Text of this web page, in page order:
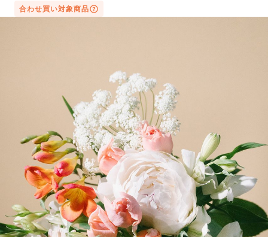
Q. 毎月自動でお花が届くサービスですか？
いいえ、毎月自動でお届けするサービスではありません。好
きな時に好きな花をご注文いただけます。
Q. 配送できないエリアはありますか？
ただいま沖縄・離島エリアへの配送には対応しておりませ
ん。ご了承ください。
Q. 配送日時は指定できますか？
お花をベストなタイミングで発送しているため、お届け日の
指定はできません。受け取り時間帯は、発送後にクロネコヤ
マトのアプリから変更可能です。
Q. 注文後にキャンセルできますか？
ご注文後一定時間内であればキャンセル可能です。
合わせ買い対象商品